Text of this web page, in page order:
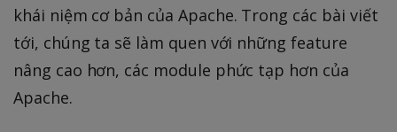
khái niệm cơ bản của Apache. Trong các bài viết
tới, chúng ta sẽ làm quen với những feature
nâng cao hơn, các module phức tạp hơn của
Apache.